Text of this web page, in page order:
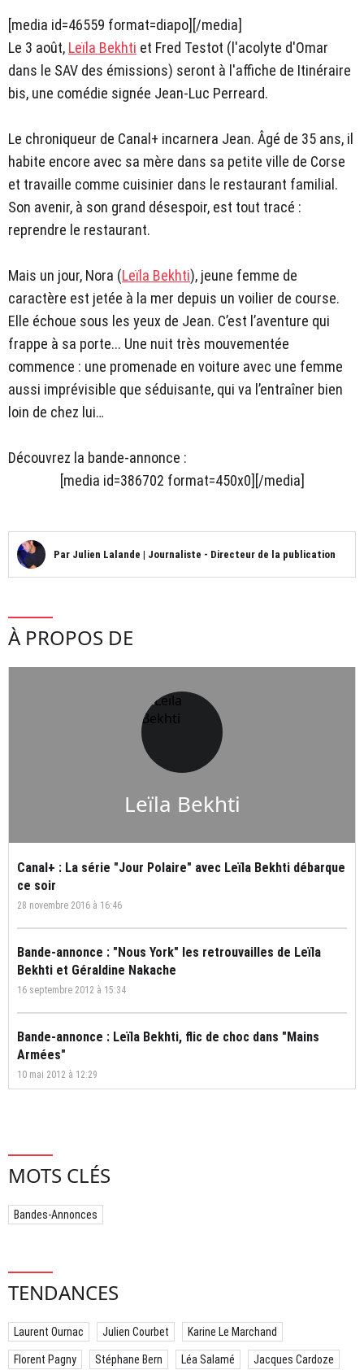
[media id=46559 format=diapo][/media]
Le 3 août, Leïla Bekhti et Fred Testot (l'acolyte d'Omar
dans le SAV des émissions) seront à l'affiche de Itinéraire
bis, une comédie signée Jean-Luc Perreard.
Le chroniqueur de Canal+ incarnera Jean. Âgé de 35 ans, il
habite encore avec sa mère dans sa petite ville de Corse
et travaille comme cuisinier dans le restaurant familial.
Son avenir, à son grand désespoir, est tout tracé :
reprendre le restaurant.
Mais un jour, Nora (Leïla Bekhti), jeune femme de
caractère est jetée à la mer depuis un voilier de course.
Elle échoue sous les yeux de Jean. C’est l’aventure qui
frappe à sa porte... Une nuit très mouvementée
commence : une promenade en voiture avec une femme
aussi imprévisible que séduisante, qui va l’entraîner bien
loin de chez lui…
Découvrez la bande-annonce :
[media id=386702 format=450x0][/media]
Par Julien Lalande | Journaliste - Directeur de la publication
À PROPOS DE
Leïla Bekhti
Canal+ : La série "Jour Polaire" avec Leïla Bekhti débarque
ce soir
28 novembre 2016 à 16:46
Bande-annonce : "Nous York" les retrouvailles de Leïla
Bekhti et Géraldine Nakache
16 septembre 2012 à 15:34
Bande-annonce : Leïla Bekhti, flic de choc dans "Mains
Armées"
10 mai 2012 à 12:29
MOTS CLÉS
Bandes-Annonces
TENDANCES
Laurent Ournac Julien Courbet Karine Le Marchand
Florent Pagny Stéphane Bern Léa Salamé Jacques Cardoze